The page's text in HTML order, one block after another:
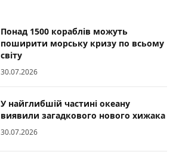
Понад 1500 кораблів можуть
поширити морську кризу по всьому
світу
30.07.2026
У найглибшій частині океану
виявили загадкового нового хижака
30.07.2026